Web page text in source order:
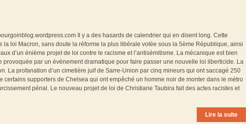
Il y a des hasards de calendrier qui en disent long. Cette
la loi Macron, sans doute la réforme la plus libérale votée sous la 5ème République, ainsi
d’un énième projet de loi contre le racisme et l’antisémitisme. La mécanique est bien
provoquée par un événement dramatique pour faire passer une nouvelle loi liberticide. La
La profanation d’un cimetière juif de Sarre-Union par cinq mineurs qui ont saccagé 250
certains supporters de Chelsea qui ont empêché un homme noir de monter dans le métro
pénal. Le nouveau projet de loi de Christiane Taubira fait des actes racistes et
Lire la suite